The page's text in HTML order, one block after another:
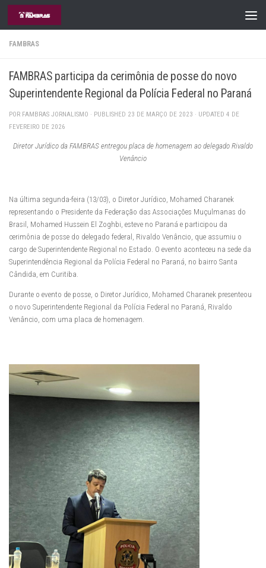
Skip to content
FAMBRAS
FAMBRAS participa da cerimônia de posse do novo
Superintendente Regional da Polícia Federal no Paraná
POR FAMBRAS JORNALISMO · PUBLISHED 23 DE MARÇO DE 2023 · UPDATED 4 DE
FEVEREIRO DE 2026
Diretor Jurídico da FAMBRAS entregou placa de homenagem ao delegado Rivaldo
Venâncio
Na última segunda-feira (13/03), o Diretor Jurídico, Mohamed Charanek
representando o Presidente da Federação das Associações Muçulmanas do
Brasil, Mohamed Hussein El Zoghbi, esteve no Paraná e participou da
cerimônia de posse do delegado federal, Rivaldo Venâncio, que assumiu o
cargo de Superintendente Regional no Estado. O evento aconteceu na sede da
Superintendência Regional da Polícia Federal no Paraná, no bairro Santa
Cândida, em Curitiba.
Durante o evento de posse, o Diretor Jurídico, Mohamed Charanek presenteou
o novo Superintendente Regional da Polícia Federal no Paraná, Rivaldo
Venâncio, com uma placa de homenagem.